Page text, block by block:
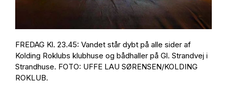
FREDAG Kl. 23.45: Vandet står dybt på alle sider af
Kolding Roklubs klubhuse og bådhaller på Gl. Strandvej i
Strandhuse. FOTO: UFFE LAU SØRENSEN/KOLDING
ROKLUB.